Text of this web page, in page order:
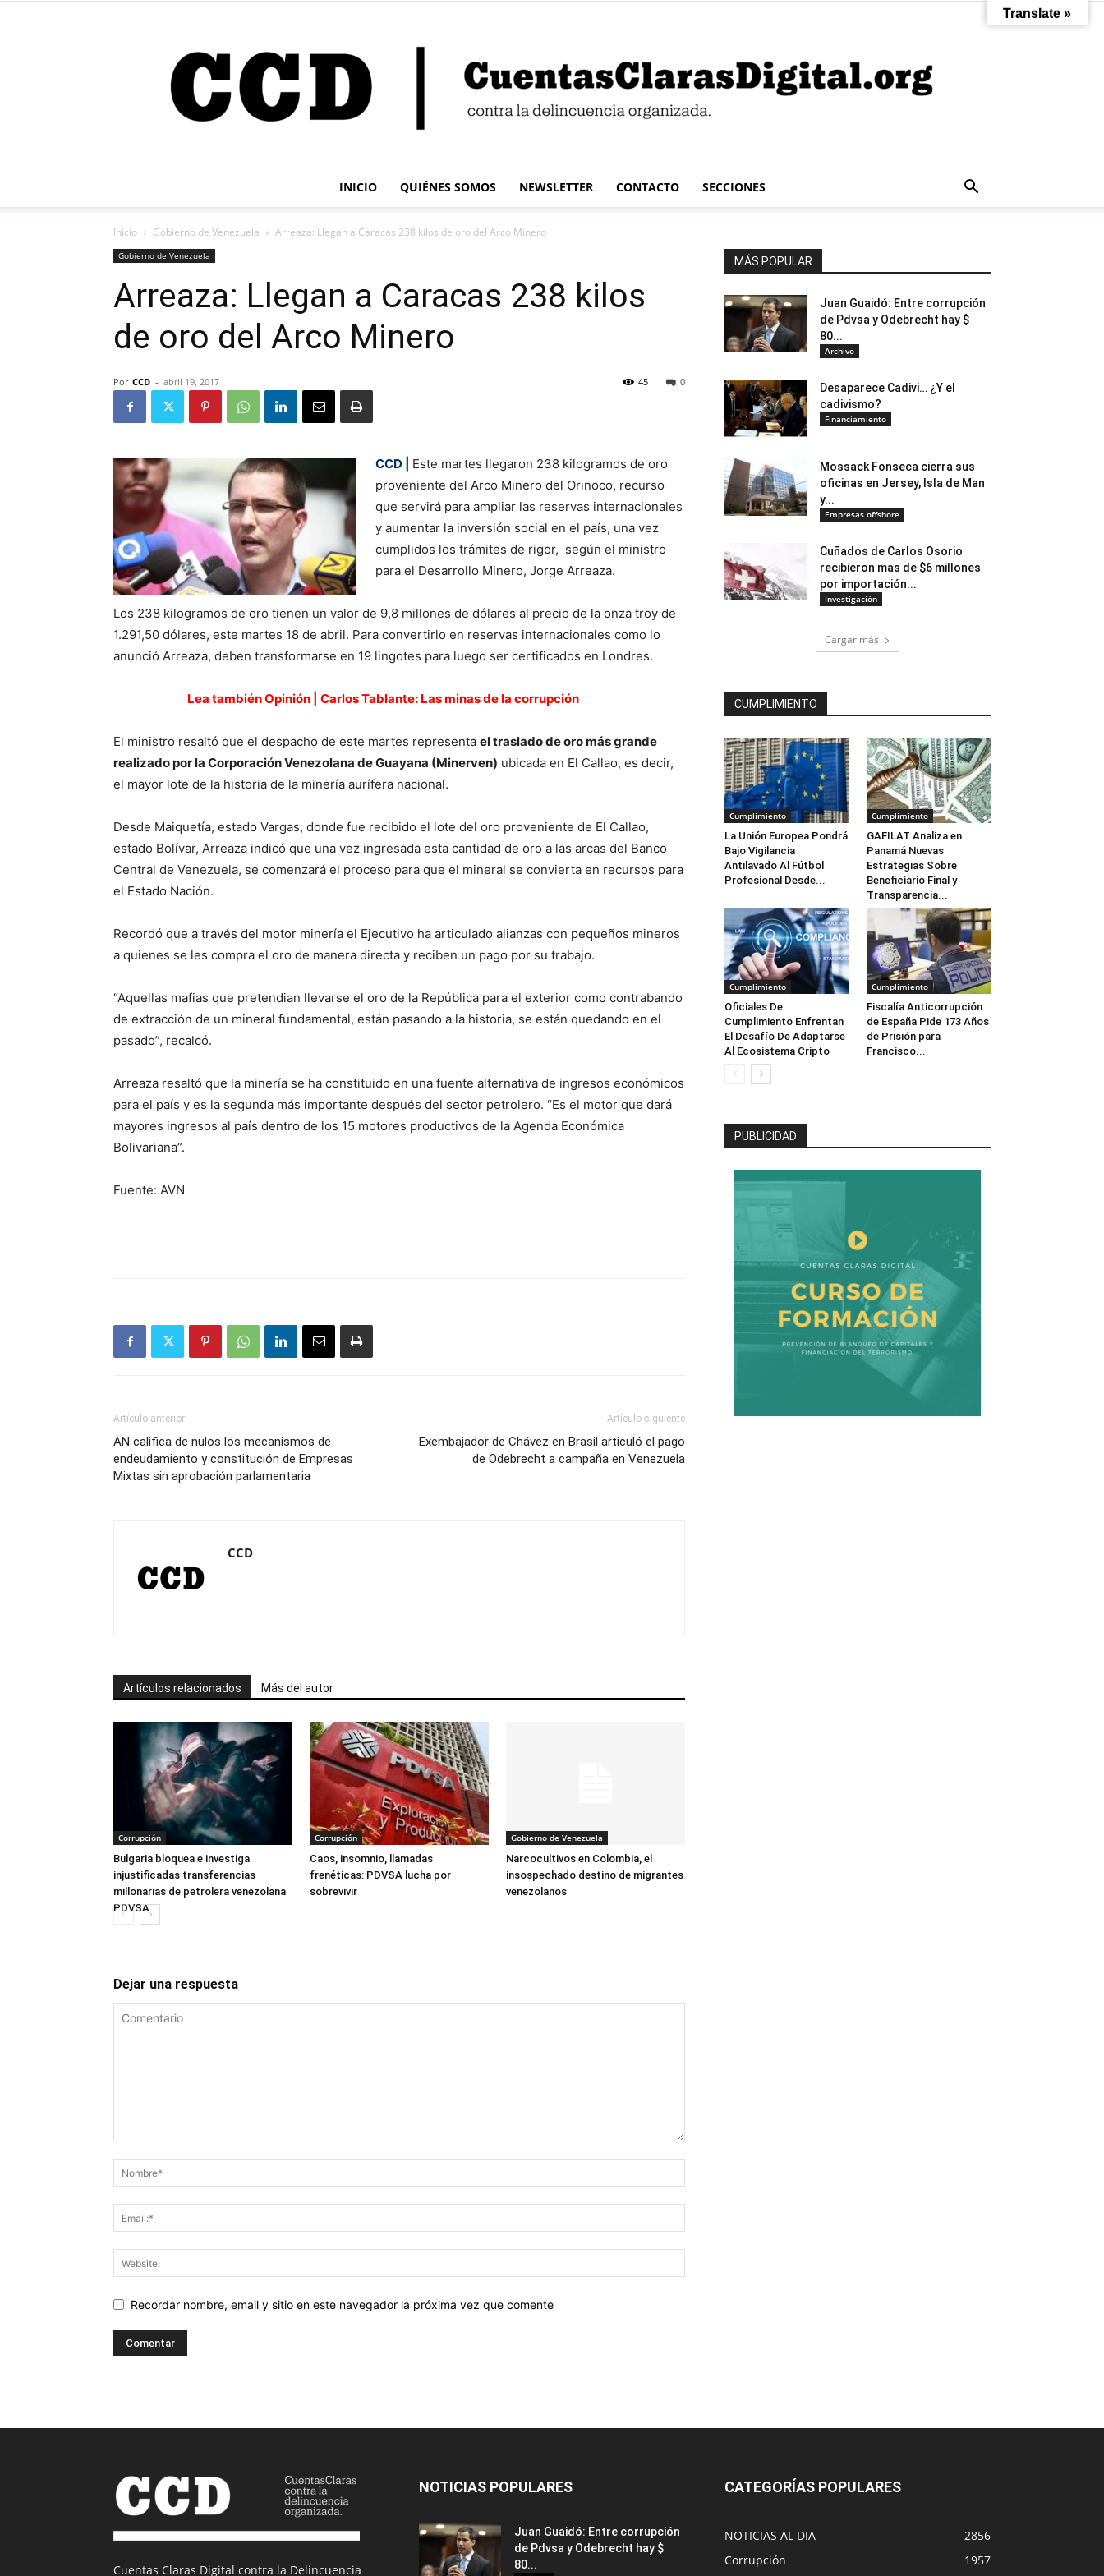
INICIO QUIÉNES SOMOS NEWSLETTER CONTACTO SECCIONES
Inicio Gobierno de Venezuela Arreaza: Llegan a Caracas 238 kilos de oro del Arco Minero
Gobierno de Venezuela
Arreaza: Llegan a Caracas 238 kilos
de oro del Arco Minero
Por CCD - abril 19, 2017 0
45
CCD | Este martes llegaron 238 kilogramos de oro
proveniente del Arco Minero del Orinoco, recurso
que servirá para ampliar las reservas internacionales
y aumentar la inversión social en el país, una vez
cumplidos los trámites de rigor, según el ministro
para el Desarrollo Minero, Jorge Arreaza.
Los 238 kilogramos de oro tienen un valor de 9,8 millones de dólares al precio de la onza troy de
1.291,50 dólares, este martes 18 de abril. Para convertirlo en reservas internacionales como lo
anunció Arreaza, deben transformarse en 19 lingotes para luego ser certificados en Londres.
Lea también Opinión | Carlos Tablante: Las minas de la corrupción
El ministro resaltó que el despacho de este martes representa el traslado de oro más grande
realizado por la Corporación Venezolana de Guayana (Minerven) ubicada en El Callao, es decir,
el mayor lote de la historia de la minería aurífera nacional.
Desde Maiquetía, estado Vargas, donde fue recibido el lote del oro proveniente de El Callao,
estado Bolívar, Arreaza indicó que una vez ingresada esta cantidad de oro a las arcas del Banco
Central de Venezuela, se comenzará el proceso para que el mineral se convierta en recursos para
el Estado Nación.
Recordó que a través del motor minería el Ejecutivo ha articulado alianzas con pequeños mineros
a quienes se les compra el oro de manera directa y reciben un pago por su trabajo.
“Aquellas mafias que pretendian llevarse el oro de la República para el exterior como contrabando
de extracción de un mineral fundamental, están pasando a la historia, se están quedando en el
pasado”, recalcó.
Arreaza resaltó que la minería se ha constituido en una fuente alternativa de ingresos económicos
para el país y es la segunda más importante después del sector petrolero. “Es el motor que dará
mayores ingresos al país dentro de los 15 motores productivos de la Agenda Económica
Bolivariana”.
Fuente: AVN
Artículo anterior
AN califica de nulos los mecanismos de
endeudamiento y constitución de Empresas
Mixtas sin aprobación parlamentaria
Artículo siguiente
Exembajador de Chávez en Brasil articuló el pago
de Odebrecht a campaña en Venezuela
CCD
Artículos relacionados Más del autor
Corrupción
Bulgaria bloquea e investiga
injustificadas transferencias
millonarias de petrolera venezolana
PDVSA
Corrupción
Caos, insomnio, llamadas
frenéticas: PDVSA lucha por
sobrevivir
Gobierno de Venezuela
Narcocultivos en Colombia, el
insospechado destino de migrantes
venezolanos
Dejar una respuesta
Recordar nombre, email y sitio en este navegador la próxima vez que comente
MÁS POPULAR
Juan Guaidó: Entre corrupción
de Pdvsa y Odebrecht hay $
80...
Archivo
Desaparece Cadivi… ¿Y el
cadivismo?
Financiamiento
Mossack Fonseca cierra sus
oficinas en Jersey, Isla de Man
y...
Empresas offshore
Cuñados de Carlos Osorio
recibieron mas de $6 millones
por importación...
Investigación
Cargar más
CUMPLIMIENTO
Cumplimiento
La Unión Europea Pondrá
Bajo Vigilancia
Antilavado Al Fútbol
Profesional Desde...
Cumplimiento
GAFILAT Analiza en
Panamá Nuevas
Estrategias Sobre
Beneficiario Final y
Transparencia...
Cumplimiento
Oficiales De
Cumplimiento Enfrentan
El Desafío De Adaptarse
Al Ecosistema Cripto
Cumplimiento
Fiscalía Anticorrupción
de España Pide 173 Años
de Prisión para
Francisco...
PUBLICIDAD
Cuentas Claras Digital contra la Delincuencia
NOTICIAS POPULARES
Juan Guaidó: Entre corrupción
de Pdvsa y Odebrecht hay $
80...
CATEGORÍAS POPULARES
NOTICIAS AL DIA
2856
Corrupción
1957
Translate »